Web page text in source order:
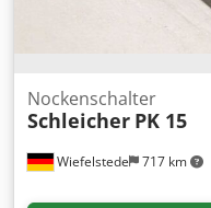
Wiefelstede 717 km
Nockenschalter
Schleicher PK 15